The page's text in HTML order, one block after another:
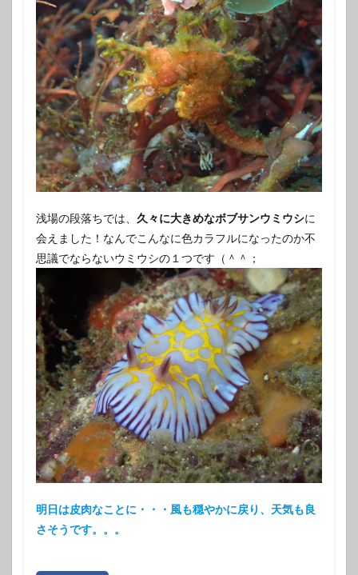
浅場の段落ちでは、 久々に大きめなボブサンウミウシに
会えました！なんでこんなに色カラフルになったのか不
思議でならないウミウシの１つです（＾＾；
明日は皮肉なことに・・・風も穏やかに戻り、天気も良
さそうです。。。